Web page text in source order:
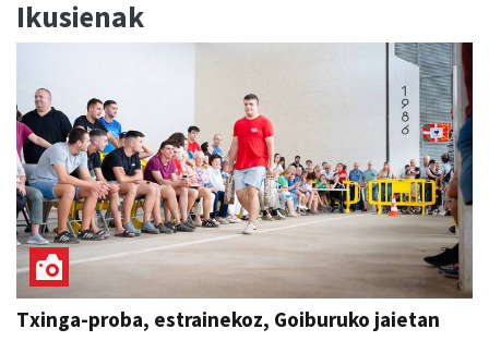
Ikusienak
Txinga-proba, estrainekoz, Goiburuko jaietan